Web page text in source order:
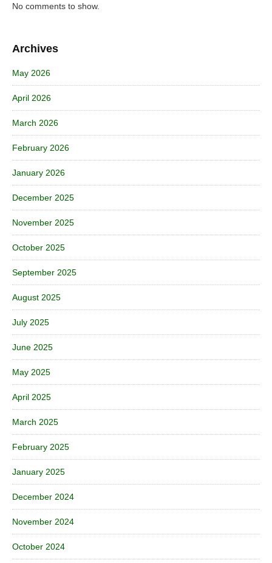
No comments to show.
Archives
May 2026
April 2026
March 2026
February 2026
January 2026
December 2025
November 2025
October 2025
September 2025
August 2025
July 2025
June 2025
May 2025
April 2025
March 2025
February 2025
January 2025
December 2024
November 2024
October 2024